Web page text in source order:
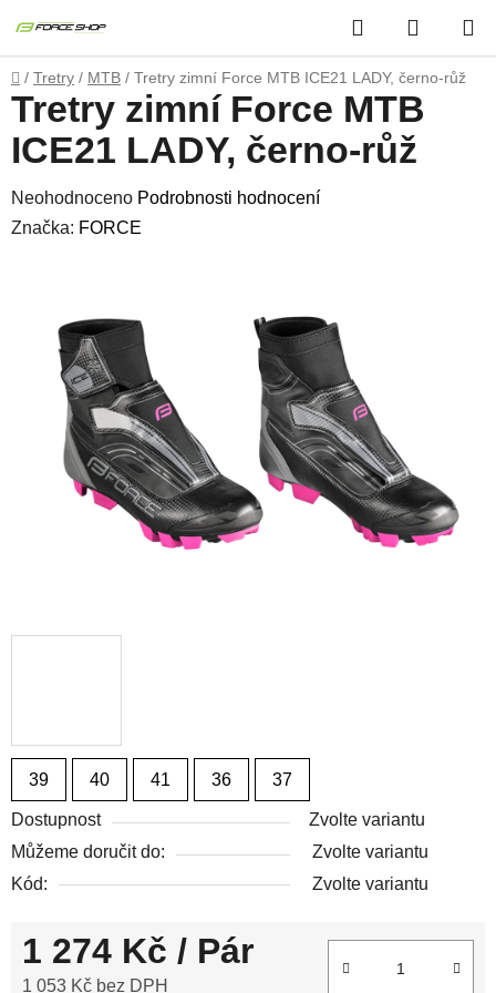
na
obsah
Hledat
KOŠÍK
Domů
/ Tretry / MTB / Tretry zimní Force MTB ICE21 LADY, černo-růž
39 40 41 36 37
Dostupnost
Zvolte variantu
Můžeme doručit do:
Zvolte variantu
Kód:
Zvolte variantu
1 274 Kč / Pár
1 053 Kč bez DPH
Tretry zimní Force MTB
ICE21 LADY, černo-růž
Průměrné
hodnocení
hvězdiček.
Neohodnoceno Podrobnosti hodnocení
Značka: FORCE